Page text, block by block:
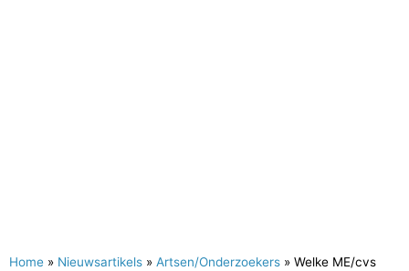
Home » Nieuwsartikels » Artsen/Onderzoekers » Welke ME/cvs